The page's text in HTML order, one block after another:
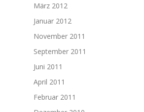
März 2012
Januar 2012
November 2011
September 2011
Juni 2011
April 2011
Februar 2011